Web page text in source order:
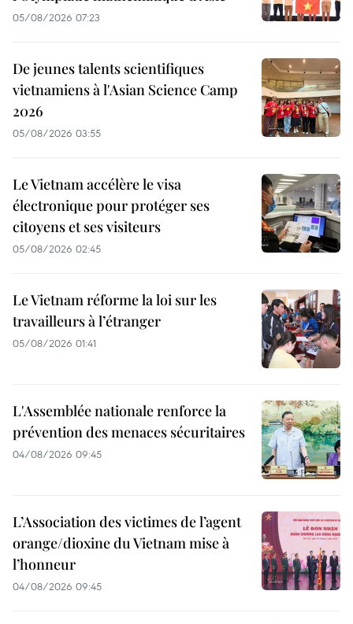
05/08/2026 07:23
De jeunes talents scientifiques
vietnamiens à l'Asian Science Camp
2026
05/08/2026 03:55
Le Vietnam accélère le visa
électronique pour protéger ses
citoyens et ses visiteurs
05/08/2026 02:45
Le Vietnam réforme la loi sur les
travailleurs à l’étranger
05/08/2026 01:41
L'Assemblée nationale renforce la
prévention des menaces sécuritaires
04/08/2026 09:45
L’Association des victimes de l’agent
orange/dioxine du Vietnam mise à
l’honneur
04/08/2026 09:45